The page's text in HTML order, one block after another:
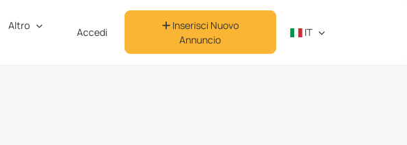
Altro
Accedi
Inserisci Nuovo
Annuncio
IT